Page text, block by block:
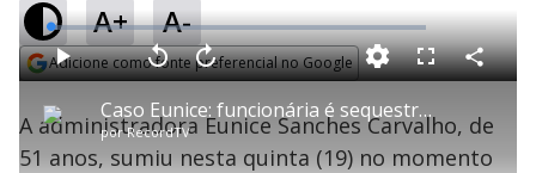
A+ A-
Adicione como fonte preferencial no Google
P Caso Eunice: funcionária é sequestrada com carro do patrão
porRecordTV
P V
l
t
a
r
1
0
A
n
1
L
o
a
d
e
:
1
.
7
9
%
F
l
c
e
C
o
a
r
i
l
A administradora Eunice Sanches Carvalho, de
51 anos, sumiu nesta quinta (19) no momento